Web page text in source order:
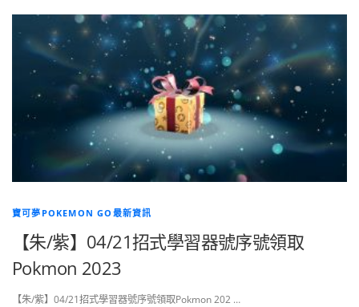
寶可夢POKEMON GO最新資訊
【朱/紫】04/21招式學習器號序號領取
Pokmon 2023
【朱/紫】04/21招式學習器號序號領取Pokmon 202 …